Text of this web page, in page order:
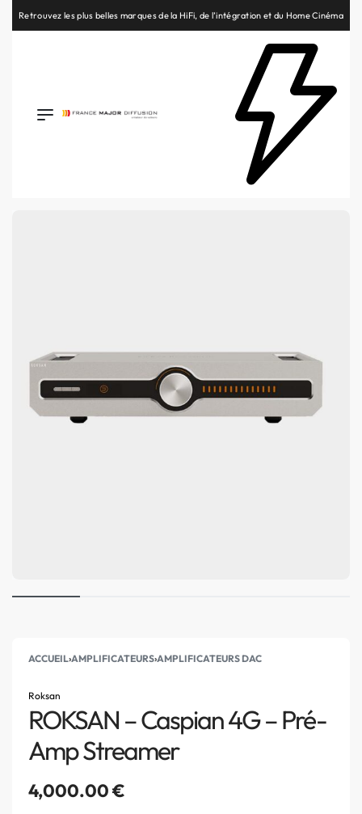
Retrouvez les plus belles marques de la HiFi, de l’intégration et du Home Cinéma
ACCUEIL›AMPLIFICATEURS›AMPLIFICATEURS DAC
Roksan
ROKSAN – Caspian 4G – Pré-
Amp Streamer
4,000.00€